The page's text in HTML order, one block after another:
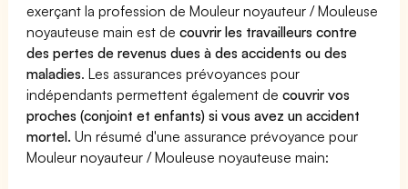
exerçant la profession de Mouleur noyauteur / Mouleuse
noyauteuse main est decouvrir les travailleurs contre
des pertes de revenus dues à des accidents ou des
maladies. Les assurances prévoyances pour
indépendants permettent également decouvrir vos
proches (conjoint et enfants) si vous avez un accident
mortel. Un résumé d'une assurance prévoyance pour
Mouleur noyauteur / Mouleuse noyauteuse main: